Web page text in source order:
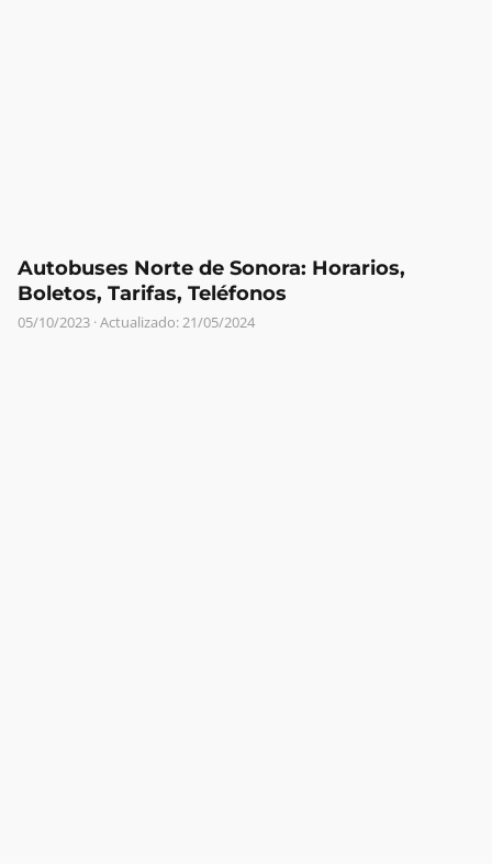
Autobuses Norte de Sonora: Horarios,
Boletos, Tarifas, Teléfonos
05/10/2023 · Actualizado: 21/05/2024